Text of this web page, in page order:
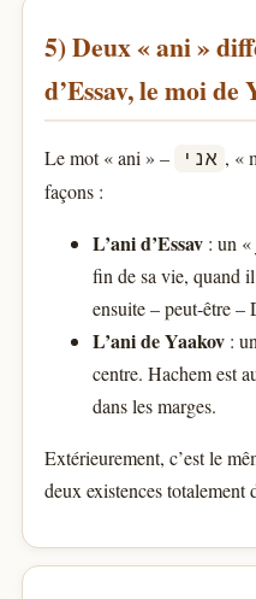
5) Deux « ani »
d’Essav, le moi de
Le mot « ani » – אני , «
façons :
L’ani d’Essav : un
fin de sa vie, quand
ensuite – peut-être –
L’ani de Yaakov :
centre. Hachem est
dans les marges.
Extérieurement, c’est le
deux existences totalement